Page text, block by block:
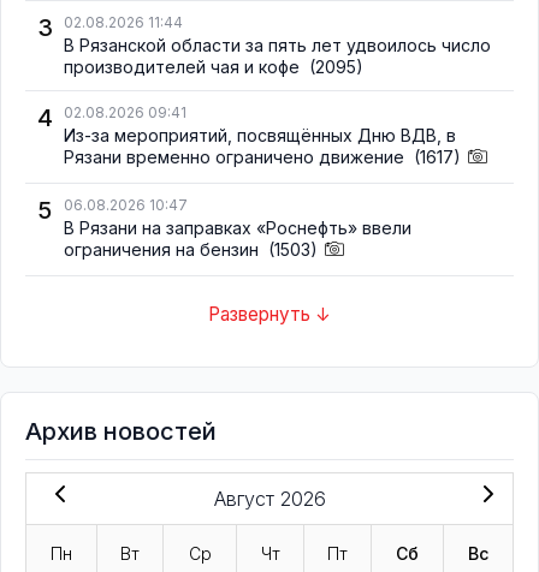
3 02.08.2026 11:44
В Рязанской области за пять лет удвоилось число
производителей чая и кофе (2095)
4 02.08.2026 09:41
Из-за мероприятий, посвящённых Дню ВДВ, в
Рязани временно ограничено движение (1617)
5 06.08.2026 10:47
В Рязани на заправках «Роснефть» ввели
ограничения на бензин (1503)
Развернуть ↓
Архив новостей
Август 2026
Пн Вт Ср Чт Пт Сб Вс